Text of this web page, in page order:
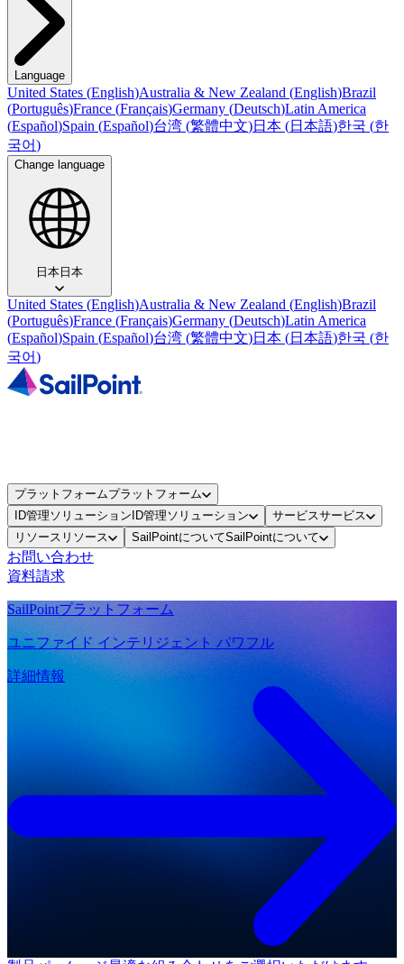
Language
United States (English)Australia & New Zealand (English)Brazil
(Português)France (Français)Germany (Deutsch)Latin America
(Español)Spain (Español)台湾 (繁體中文)日本 (日本語)한국 (한
국어)
Change language
日本日本
United States (English)Australia & New Zealand (English)Brazil
(Português)France (Français)Germany (Deutsch)Latin America
(Español)Spain (Español)台湾 (繁體中文)日本 (日本語)한국 (한
국어)
プラットフォームプラットフォーム
ID管理ソリューション ID管理ソリューション サービスサービス
リソース リソース SailPointについてSailPointについて
お問い合わせ
資料請求
SailPointプラットフォーム
ユニファイド インテリジェント パワフル
詳細情報